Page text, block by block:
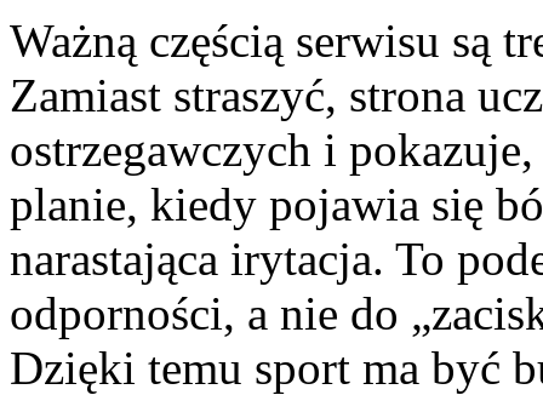
Ważną częścią serwisu są
Zamiast straszyć, strona
ostrzegawczych i
planie, kiedy pojawia się
narastająca irytacja. To
odporności, a nie do
Dzięki temu sport ma być